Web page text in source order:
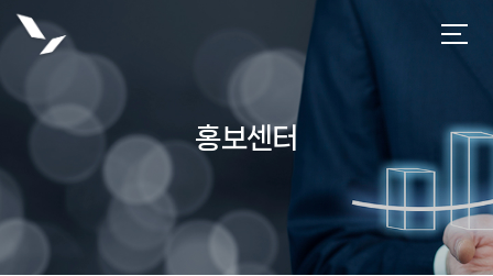
홍보센터